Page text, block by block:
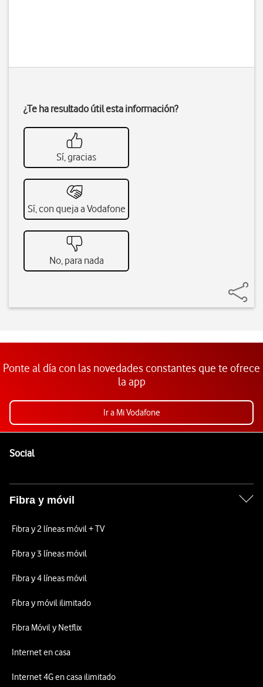
¿Te ha resultado útil esta información?
Sí, gracias
Sí, con queja a Vodafone
No, para nada
Ponte al día con las novedades constantes que te ofrece
la app
Ir a Mi Vodafone
SocialEnlaces a las redes sociales de Vodafone
Fibra y móvil
Fibra y 2 líneas móvil + TV
Fibra y 3 líneas móvil
Fibra y 4 líneas móvil
Fibra y móvil ilimitado
Fibra Móvil y Netflix
Internet en casa
Internet 4G en casa ilimitado